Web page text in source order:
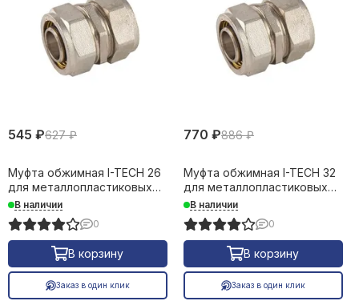
545 ₽627 ₽
Муфта обжимная I-TECH 26
для металлопластиковых
труб 16631
В наличии
0
В корзину
Заказ в один клик
770 ₽886 ₽
Муфта обжимная I-TECH 32
для металлопластиковых
труб 16631
В наличии
0
В корзину
Заказ в один клик